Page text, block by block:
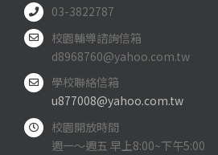
03-3822787
校園輔導諮詢信箱
d8968760@yahoo.com.tw
學校聯絡信箱
u877008@yahoo.com.tw
校園開放時間
週一～週五 早上8:00~下午5:00